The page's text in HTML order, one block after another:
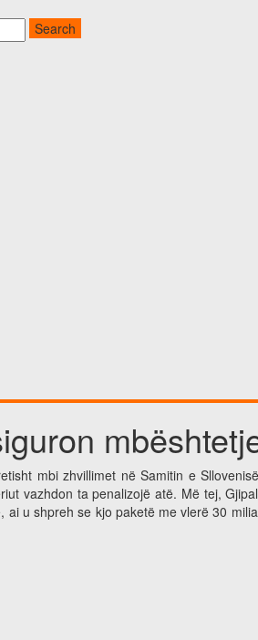
mbi zhvillimet në Samitin e
vazhdon ta penalizojë atë. Më tej,
u shpreh se kjo paketë me vlerë 30